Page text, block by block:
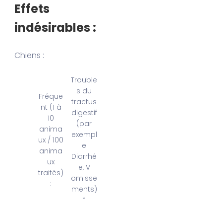
Effets
indésirables :
Chiens :
Fréque
nt (1 à
10
anima
ux / 100
anima
ux
traités)
:
Trouble
s du
tractus
digestif
(par
exempl
e
Diarrhé
e, V
omisse
ments)
*